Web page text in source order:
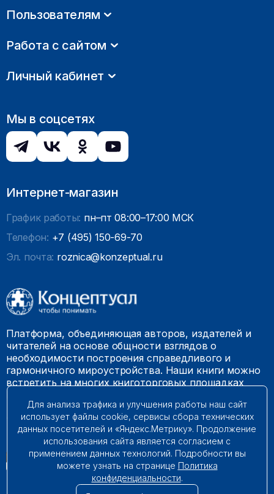
Пользователям
Работа с сайтом
Личный кабинет
Мы в соцсетях
Интернет-магазин
График работы: пн–пт 08:00–17:00 МСК
Телефон: +7 (495) 150-69-70
Эл. почта: roznica@konzeptual.ru
Платформа, объединяющая авторов, издателей и
читателей на основе общности взглядов о
необходимости построения справедливого и
гармоничного мироустройства. Наши книги можно
встретить на многих книготорговых площадках
© 2009 – 2026. Все права защищены.
Для анализа трафика и улучшения работы наш сайт
использует файлы cookie, сервисы сбора технических
данных посетителей и «Яндекс.Метрику». Продолжение
использования сайта является согласием с
применением данных технологий. Подробности вы
можете узнать на странице Политика
конфиденциальности.